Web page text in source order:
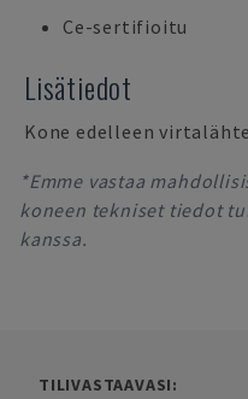
Ce-sertifioitu
Lisätiedot
Kone edelleen
*Emme vastaa
koneen tekniset tiedot
kanssa.
TILIVASTAAVASI: